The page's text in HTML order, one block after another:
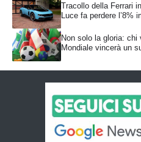
Tracollo della Ferrari
Luce fa perdere l’8%
Non solo la gloria: chi
Mondiale vincerà un